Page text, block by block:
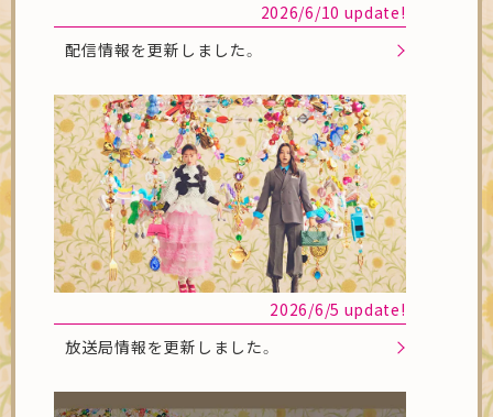
2026/6/10 update!
配信情報を更新しました。
2026/6/5 update!
放送局情報を更新しました。